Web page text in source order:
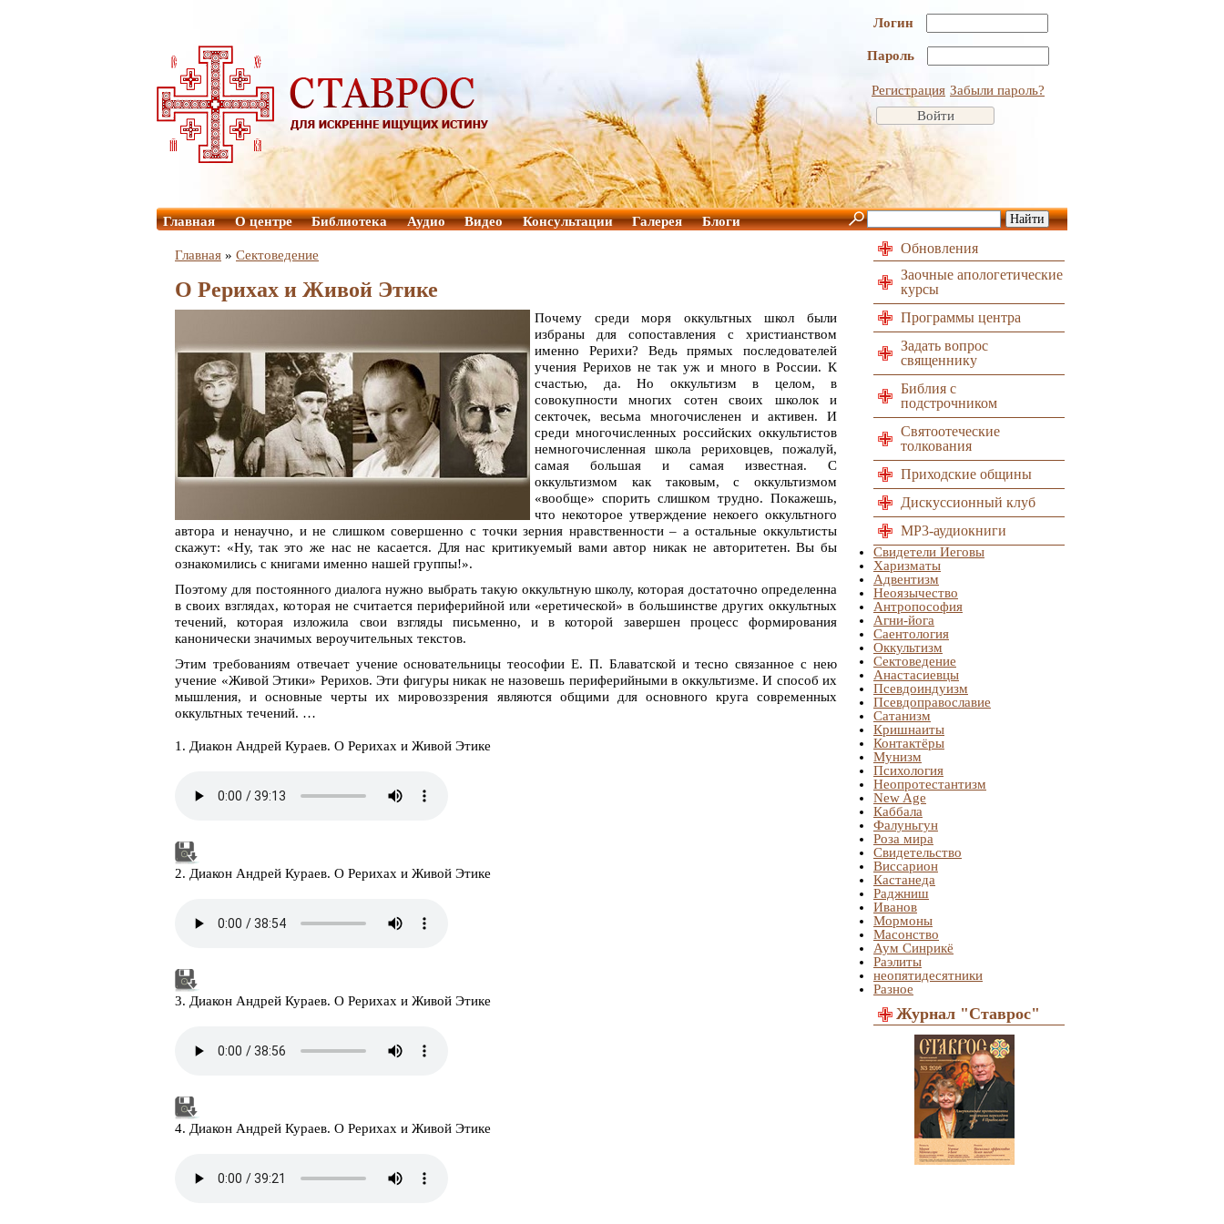
Логин
Пароль
Регистрация Забыли пароль?
Главная О центре Библиотека Аудио Видео Консультации Галерея Блоги
Главная » Сектоведение
О Рерихах и Живой Этике
Почему среди моря оккультных школ были
избраны для сопоставления с христианством
именно Рерихи? Ведь прямых последователей
учения Рерихов не так уж и много в России. К
счастью, да. Но оккультизм в целом, в
совокупности многих сотен своих школок и
секточек, весьма многочисленен и активен. И
среди многочисленных российских оккультистов
немногочисленная школа рериховцев, пожалуй,
самая большая и самая известная. С
оккультизмом как таковым, с оккультизмом
«вообще» спорить слишком трудно. Покажешь,
что некоторое утверждение некоего оккультного
автора и ненаучно, и не слишком совершенно с точки зерния нравственности – а остальные оккультисты
скажут: «Ну, так это же нас не касается. Для нас критикуемый вами автор никак не авторитетен. Вы бы
ознакомились с книгами именно нашей группы!».
Поэтому для постоянного диалога нужно выбрать такую оккультную школу, которая достаточно определенна
в своих взглядах, которая не считается периферийной или «еретической» в большинстве других оккультных
течений, которая изложила свои взгляды письменно, и в которой завершен процесс формирования
канонически значимых вероучительных текстов.
Этим требованиям отвечает учение основательницы теософии Е. П. Блаватской и тесно связанное с нею
учение «Живой Этики» Рерихов. Эти фигуры никак не назовешь периферийными в оккультизме. И способ их
мышления, и основные черты их мировоззрения являются общими для основного круга современных
оккультных течений. …
1. Диакон Андрей Кураев. О Рерихах и Живой Этике
2. Диакон Андрей Кураев. О Рерихах и Живой Этике
3. Диакон Андрей Кураев. О Рерихах и Живой Этике
4. Диакон Андрей Кураев. О Рерихах и Живой Этике
Обновления
Заочные апологетические
курсы
Программы центра
Задать вопрос
священнику
Библия с
подстрочником
Святоотеческие
толкования
Приходские общины
Дискуссионный клуб
MP3-аудиокниги
Свидетели Иеговы
Харизматы
Адвентизм
Неоязычество
Антропософия
Агни-йога
Саентология
Оккультизм
Сектоведение
Анастасиевцы
Псевдоиндуизм
Псевдоправославие
Сатанизм
Кришнаиты
Контактёры
Мунизм
Психология
Неопротестантизм
New Age
Каббала
Фалуньгун
Роза мира
Свидетельство
Виссарион
Кастанеда
Раджниш
Иванов
Мормоны
Масонство
Аум Синрикё
Раэлиты
неопятидесятники
Разное
Журнал "Ставрос"